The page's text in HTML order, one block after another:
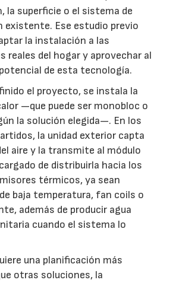
la superficie o el sistema de
existente. Ese estudio previo
la instalación a las
reales del hogar y aprovechar al
de esta tecnología.
el proyecto, se instala la
—que puede ser monobloc o
la solución elegida—. En los
la unidad exterior capta
aire y la transmite al módulo
de distribuirla hacia los
térmicos, ya sean
baja temperatura, fan coils o
además de producir agua
cuando el sistema lo
una planificación más
otras soluciones, la